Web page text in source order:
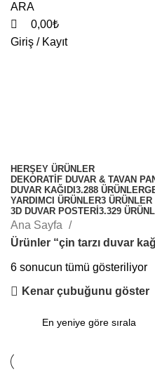
ARA
0,00₺
Giriş / Kayıt
HERŞEY ÜRÜNLER
DEKORATIF DUVAR & TAVAN
DUVAR KAĞIDI 3.288 ÜRÜNLER
YARDIMCI ÜRÜNLER3 ÜRÜNLER
3D DUVAR POSTERI 3.329
Ana Sayfa
Ürünler “çin tarzı duvar
6 sonucun tümü gösteriliyor
Kenar çubuğunu göster